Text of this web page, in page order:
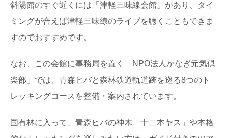
斜陽館のすぐ近くには「津軽三味線会館」があり、タイ
ミングが合えば津軽三味線のライブを聴くこともできま
すのでおすすめです。
なお、この会館に事務局を置く「NPO法人かなぎ元気倶
楽部」では、青森ヒバと森林鉄道軌道跡を巡る8つのト
レッキングコースを整備・案内されています。
国有林に入って、青森ヒバの神木「十二本ヤス」や本格